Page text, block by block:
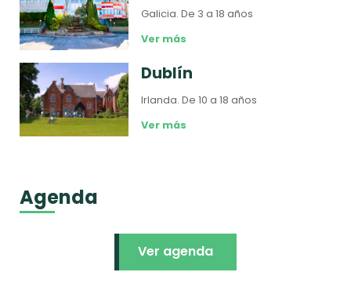
Galicia.De 3 a 18 años
Ver más
Dublín
Irlanda.De 10 a 18 años
Ver más
Agenda
Ver agenda